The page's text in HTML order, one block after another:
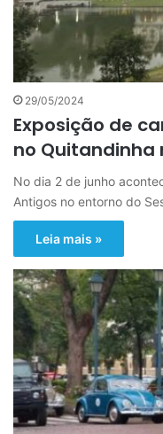
29/05/2024
Exposição de
no Quitandinha
No dia 2 de junho
Antigos no entorno do
Leia mais »